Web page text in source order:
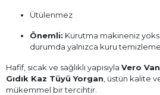
Ütülenmez
Önemli: Kurutma makineniz
durumda yalnızca kuru
Hafif, sıcak ve sağlıklı yapısıyla Vero
Gıdık Kaz Tüyü Yorgan , üstün kalite
mükemmel bir tercihtir.